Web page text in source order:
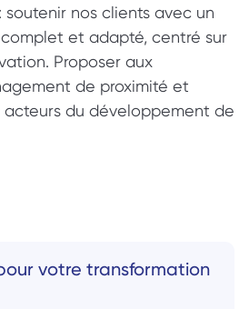
soutenir nos clients avec un
et adapté, centré sur
Proposer aux
de proximité et
acteurs du développement de
votre transformation